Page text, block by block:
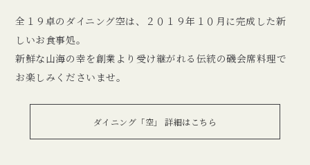
全１９卓のダイニング空は、２０１９年１０月に完成した新
しいお食事処。
新鮮な山海の幸を創業より受け継がれる伝統の磯会席料理で
お楽しみくださいませ。
ダイニング「空」 詳細はこちら